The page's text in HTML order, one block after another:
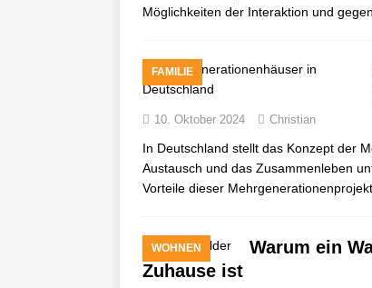
Möglichkeiten der Interaktion und
FAMILIE
10. Oktober 2024 Christian
In Deutschland stellt das Konzept der
Austausch und das Zusammenleben
Vorteile dieser
WOHNEN
Warum ein
Zuhause ist